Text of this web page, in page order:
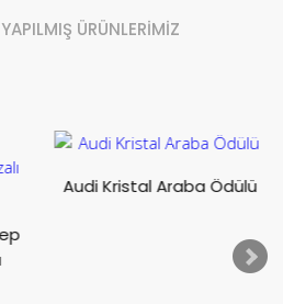
ÜRÜNLERİMİZ
Audi Kristal Araba Ödülü